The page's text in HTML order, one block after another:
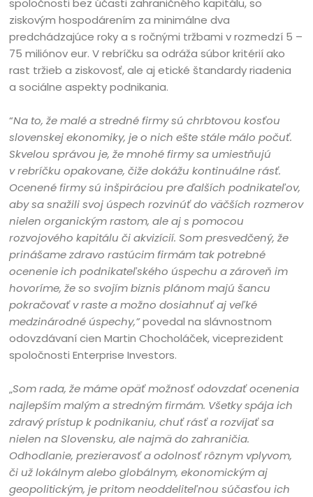
ziskovým hospodárením za minimálne dva
predchádzajúce roky a s ročnými tržbami v rozmedzí 5 –
75 miliónov eur. V rebríčku sa odráža súbor kritérií ako
rast tržieb a ziskovosť, ale aj etické štandardy riadenia
a sociálne aspekty podnikania.
“Na to, že malé a stredné firmysú chrbtovou kosťou
slovenskej ekonomiky, je o nich ešte stále málo počuť.
Skvelou správou je, že mnohé firmy sa umiestňujú
v rebríčku opakovane, čiže dokážu kontinuálne rásť.
Ocenené firmy sú inšpiráciou pre ďalších podnikateľov,
aby sa snažili svoj úspech rozvinúť do väčších rozmerov
nielen organickým rastom, ale aj s pomocou
rozvojového kapitálu či akvizícií. Som presvedčený, že
prinášame zdravo rastúcim firmám tak potrebné
ocenenie ich podnikateľského úspechu a zároveň im
hovoríme, že so svojím biznis plánom majú šancu
pokračovať v raste a možno dosiahnuť aj veľké
medzinárodné úspechy,”povedal na slávnostnom
odovzdávaní cien Martin Chocholáček, viceprezident
spoločnosti Enterprise Investors.
„Som rada, že máme opäť možnosťodovzdať ocenenia
najlepším malým a stredným firmám. Všetky spája ich
zdravý prístup k podnikaniu, chuť rásť a rozvíjať sa
nielen na Slovensku, ale najmä do zahraničia.
Odhodlanie, prezieravosť a odolnosť rôznym vplyvom,
či už lokálnym alebo globálnym, ekonomickým aj
geopolitickým, je pritom neoddeliteľnou súčasťou ich